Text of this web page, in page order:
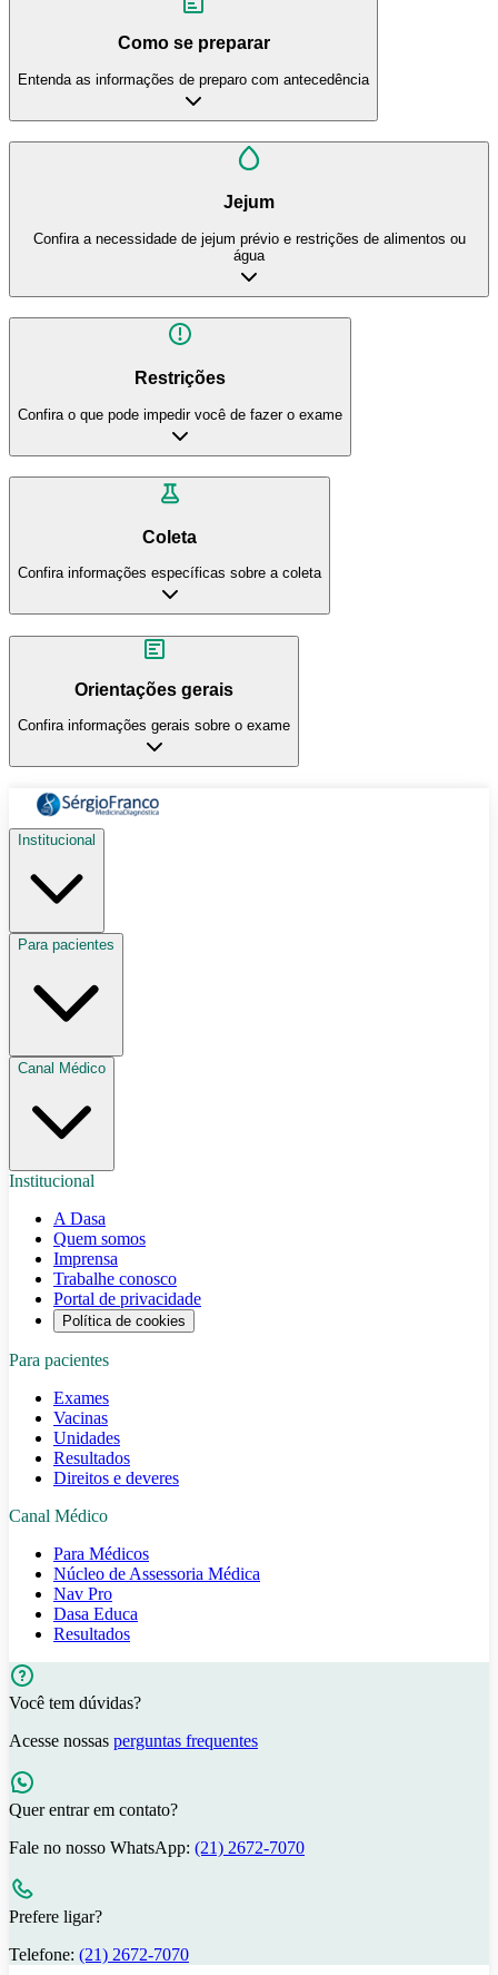
Como se preparar
Entenda as informações de preparo com antecedência
Jejum
Confira a necessidade de jejum prévio e restrições de alimentos ou
água
Restrições
Confira o que pode impedir você de fazer o exame
Coleta
Confira informações específicas sobre a coleta
Orientações gerais
Confira informações gerais sobre o exame
Institucional
Para pacientes
Canal Médico
Institucional
A Dasa
Quem somos
Imprensa
Trabalhe conosco
Portal de privacidade
Política de cookies
Para pacientes
Exames
Vacinas
Unidades
Resultados
Direitos e deveres
Canal Médico
Para Médicos
Núcleo de Assessoria Médica
Nav Pro
Dasa Educa
Resultados
Você tem dúvidas?
Acesse nossas perguntas frequentes
Quer entrar em contato?
Fale no nosso WhatsApp: (21) 2672-7070
Prefere ligar?
Telefone: (21) 2672-7070